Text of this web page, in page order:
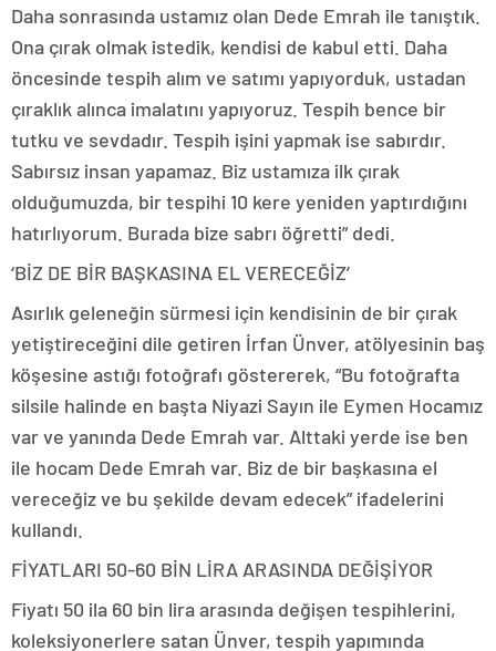
Daha sonrasında ustamız olan Dede Emrah ile tanıştık.
Ona çırak olmak istedik, kendisi de kabul etti. Daha
öncesinde tespih alım ve satımı yapıyorduk, ustadan
çıraklık alınca imalatını yapıyoruz. Tespih bence bir
tutku ve sevdadır. Tespih işini yapmak ise sabırdır.
Sabırsız insan yapamaz. Biz ustamıza ilk çırak
olduğumuzda, bir tespihi 10 kere yeniden yaptırdığını
hatırlıyorum. Burada bize sabrı öğretti” dedi.
‘BİZ DE BİR BAŞKASINA EL VERECEĞİZ’
Asırlık geleneğin sürmesi için kendisinin de bir çırak
yetiştireceğini dile getiren İrfan Ünver, atölyesinin baş
köşesine astığı fotoğrafı göstererek, “Bu fotoğrafta
silsile halinde en başta Niyazi Sayın ile Eymen Hocamız
var ve yanında Dede Emrah var. Alttaki yerde ise ben
ile hocam Dede Emrah var. Biz de bir başkasına el
vereceğiz ve bu şekilde devam edecek” ifadelerini
kullandı.
FİYATLARI 50-60 BİN LİRA ARASINDA DEĞİŞİYOR
Fiyatı 50 ila 60 bin lira arasında değişen tespihlerini,
koleksiyonerlere satan Ünver, tespih yapımında